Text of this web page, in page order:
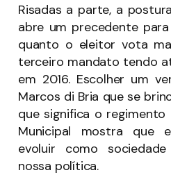
Risadas a parte, a
abre um precedente
quanto o eleitor vota
terceiro mandato tendo
em 2016. Escolher um
Marcos di Bria que se
que significa o
Municipal mostra que
evoluir como
nossa política.